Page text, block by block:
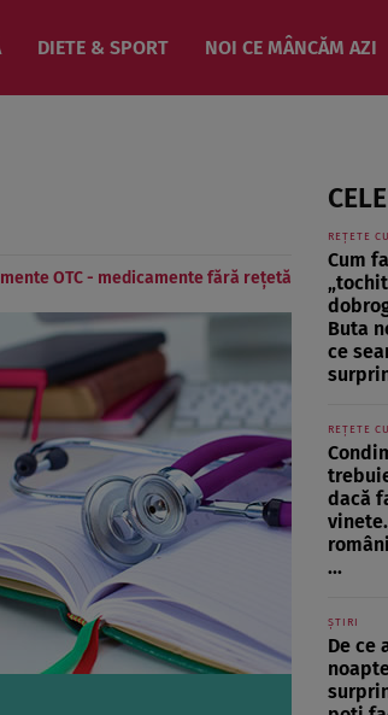
DIETE & SPORT NOI CE MÂNCĂM AZI
OTC - medicamente fără rețetă
REȚETE
Cum
Buta
ce
REȚETE
dacă
...
ȘTIRI
De ce